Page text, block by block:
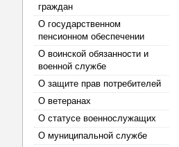
граждан
О государственном
пенсионном обеспечении
О воинской обязанности и
военной службе
О защите прав потребителей
О ветеранах
О статусе военнослужащих
О муниципальной службе